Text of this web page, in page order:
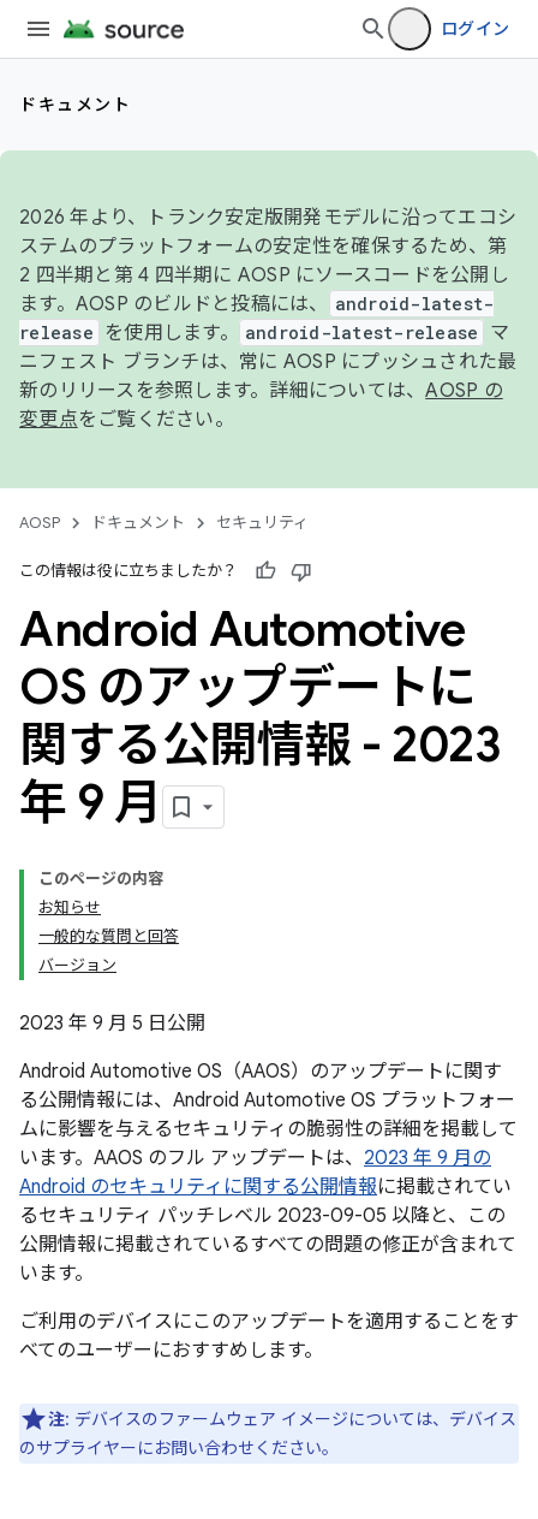
ログイン
ドキュメント
2026 年より、トランク安定版開発モデルに沿ってエコシ
ステムのプラットフォームの安定性を確保するため、第
2 四半期と第 4 四半期に AOSP にソースコードを公開し
ます。AOSP のビルドと投稿には、
android-latest-
release
を使用します。 android-latest-release
マ
ニフェスト ブランチは、常に AOSP にプッシュされた最
新のリリースを参照します。詳細については、AOSP の
変更点をご覧ください。
AOSP ドキュメント セキュリティ
この情報は役に立ちましたか？
Android Automotive
OS のアップデートに
関する公開情報 - 2023
年 9 月
このページの内容
お知らせ
一般的な質問と回答
バージョン
2023 年 9 月 5 日公開
Android Automotive OS（AAOS）のアップデートに関す
る公開情報には、Android Automotive OS プラットフォー
ムに影響を与えるセキュリティの脆弱性の詳細を掲載して
います。AAOS のフル アップデートは、 2023 年 9 月の
Android のセキュリティに関する公開情報に掲載されてい
るセキュリティ パッチレベル 2023-09-05 以降と、この
公開情報に掲載されているすべての問題の修正が含まれて
います。
ご利用のデバイスにこのアップデートを適用することをす
べてのユーザーにおすすめします。
注: デバイスのファームウェア イメージについては、デバイス
のサプライヤーにお問い合わせください。